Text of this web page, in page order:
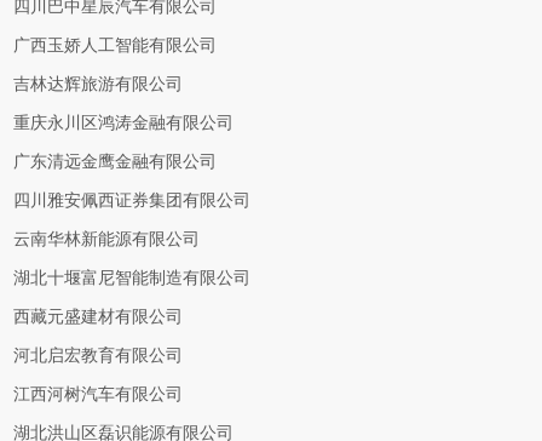
四川巴中星辰汽车有限公司
广西玉娇人工智能有限公司
吉林达辉旅游有限公司
重庆永川区鸿涛金融有限公司
广东清远金鹰金融有限公司
四川雅安佩西证券集团有限公司
云南华林新能源有限公司
湖北十堰富尼智能制造有限公司
西藏元盛建材有限公司
河北启宏教育有限公司
江西河树汽车有限公司
湖北洪山区磊识能源有限公司